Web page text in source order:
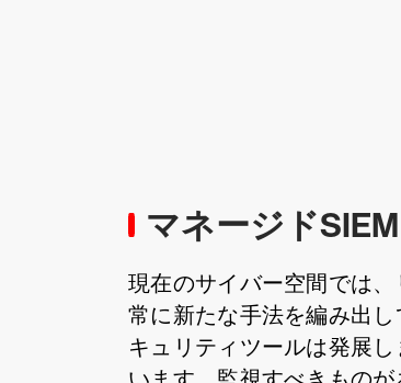
マネージド
現在のサイバー空間では
常に新たな手法を編み出
キュリティツールは発展